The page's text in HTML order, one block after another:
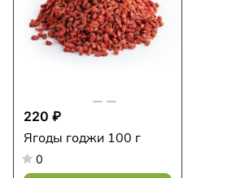
220 ₽
Ягоды годжи 100 г
0